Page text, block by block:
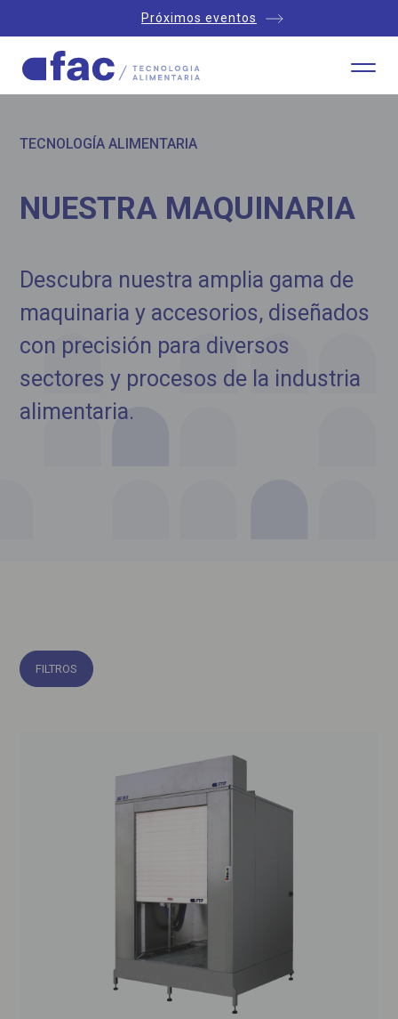
Próximos eventos
TECNOLOGÍA ALIMENTARIA
NUESTRA MAQUINARIA
Descubra nuestra amplia gama de
maquinaria y accesorios, diseñados
con precisión para diversos
sectores y procesos de la industria
alimentaria.
FILTROS